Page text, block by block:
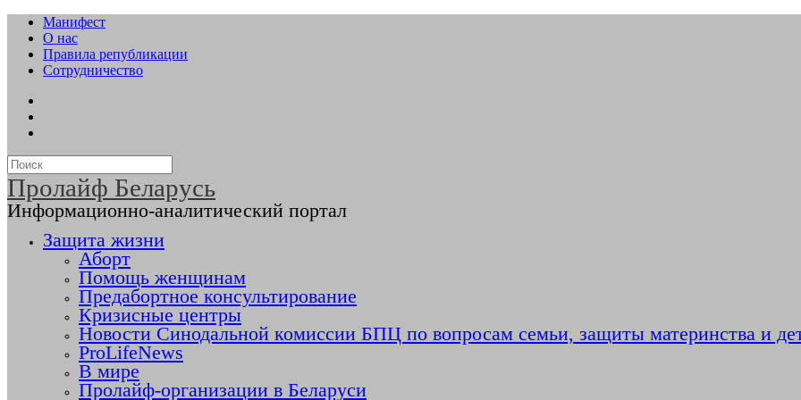
Манифест
О нас
Правила републикации
Сотрудничество
Пролайф Беларусь
Информационно-аналитический портал
Защита жизни
Аборт
Помощь женщинам
Предабортное консультирование
Кризисные центры
Новости Синодальной комиссии БПЦ по вопросам семьи, защиты материнства и
ProLifeNews
В мире
Пролайф-организации в Беларуси